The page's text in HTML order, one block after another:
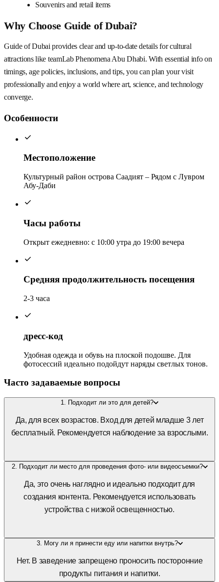
Souvenirs and retail items
Why Choose Guide of Dubai?
Guide of Dubai provides clear and up-to-date details for cultural
attractions like teamLab Phenomena Abu Dhabi. With essential info on
timings, age policies, inclusions, and tips, you can plan your visit
professionally and enjoy a world where art, science, and technology
converge.
Особенности
Местоположение
Культурный район острова Саадият – Рядом с Лувром
Абу-Даби
Часы работы
Открыт ежедневно: с 10:00 утра до 19:00 вечера
Средняя продолжительность посещения
2-3 часа
дресс-код
Удобная одежда и обувь на плоской подошве. Для
фотосессий идеально подойдут наряды светлых тонов.
Часто задаваемые вопросы
1. Подходит ли это для детей?
Да, для всех возрастов. Вход для детей младше 3 лет
бесплатный. Рекомендуется наблюдение за взрослыми.
2. Подходит ли место для проведения фото- или видеосъемки?
Да, это очень наглядно и идеально подходит для
создания контента. Рекомендуется использовать
устройства с низкой освещенностью.
3. Могу ли я принести еду или напитки внутрь?
Нет. В заведение запрещено проносить посторонние
продукты питания и напитки.